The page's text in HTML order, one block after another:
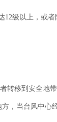
级以上，或者
转移到安全地带
当台风中心